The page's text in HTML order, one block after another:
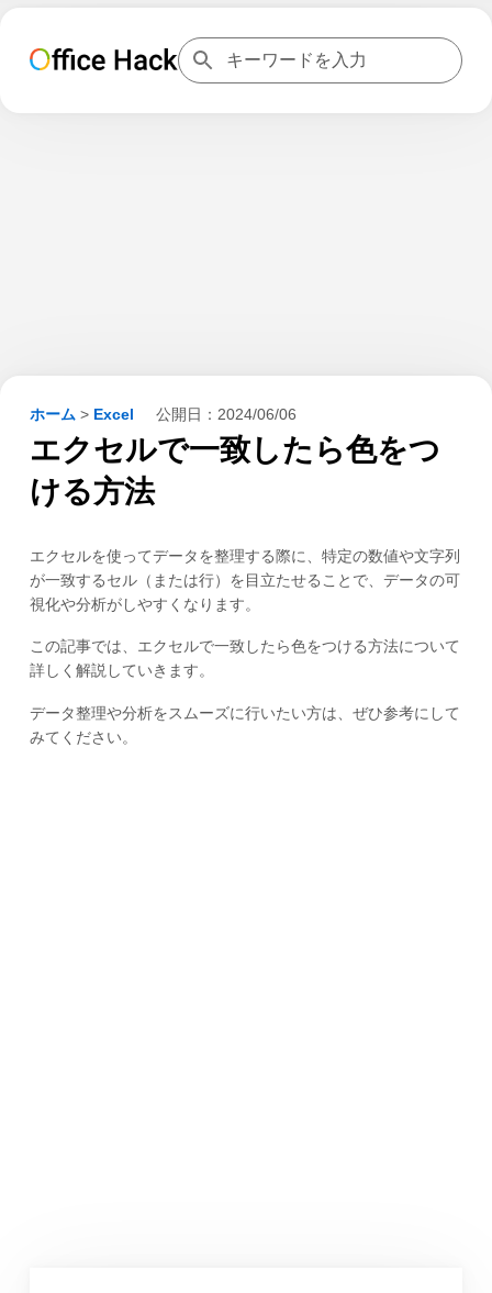
ホーム > Excel 公開日： 2024/06/06
エクセルで一致したら色をつ
ける方法
エクセルを使ってデータを整理する際に、特定の数値や文字列
が一致するセル（または行）を目立たせることで、データの可
視化や分析がしやすくなります。
この記事では、エクセルで一致したら色をつける方法について
詳しく解説していきます。
データ整理や分析をスムーズに行いたい方は、ぜひ参考にして
みてください。